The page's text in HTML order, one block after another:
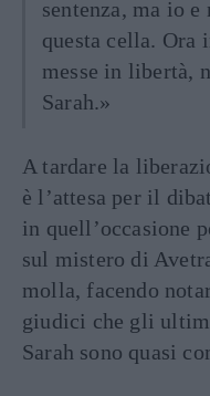
sentenza, ma io
questa cella. Ora
messe in libertà,
Sarah.»
A tardare la
è l’attesa per il
in quell’occasione
sul mistero di
molla, facendo
giudici che gli
Sarah sono quasi